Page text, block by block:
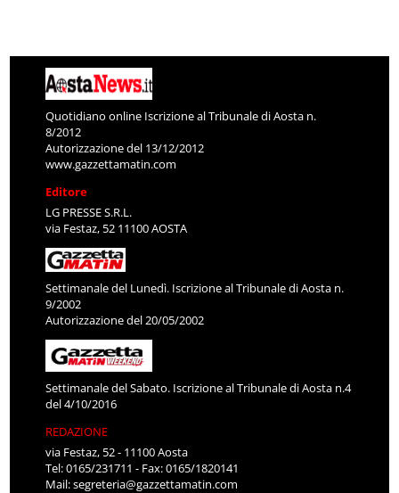
Quotidiano online Iscrizione al Tribunale di Aosta n.
8/2012
Autorizzazione del 13/12/2012
www.gazzettamatin.com
Editore
LG PRESSE S.R.L.
via Festaz, 52 11100 AOSTA
Settimanale del Lunedì. Iscrizione al Tribunale di Aosta n.
9/2002
Autorizzazione del 20/05/2002
Settimanale del Sabato. Iscrizione al Tribunale di Aosta n.4
del 4/10/2016
REDAZIONE
via Festaz, 52 - 11100 Aosta
Tel: 0165/231711 - Fax: 0165/1820141
Mail:segreteria@gazzettamatin.com